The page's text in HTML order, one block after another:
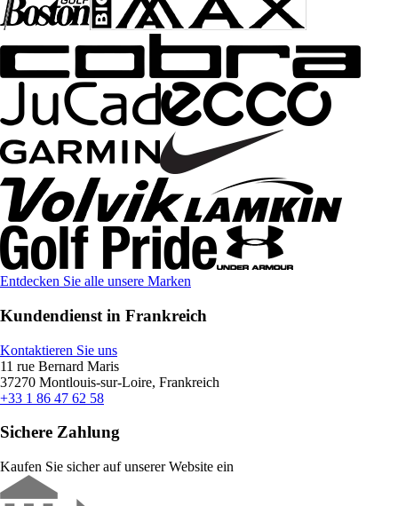
Entdecken Sie alle unsere Marken
Kundendienst in Frankreich
Kontaktieren Sie uns
11 rue Bernard Maris
37270 Montlouis-sur-Loire, Frankreich
+33 1 86 47 62 58
Sichere Zahlung
Kaufen Sie sicher auf unserer Website ein